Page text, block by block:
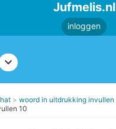
Jufmelis.nl
inloggen
woord in uitdrukking invullen
10